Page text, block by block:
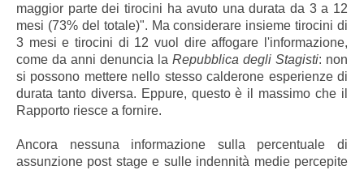
maggior parte dei tirocini ha avuto una durata da 3 a 12
mesi (73% del totale)". Ma considerare insieme tirocini di
3 mesi e tirocini di 12 vuol dire affogare l'informazione,
come da anni denuncia la Repubblica degli Stagisti: non
si possono mettere nello stesso calderone esperienze di
durata tanto diversa. Eppure, questo è il massimo che il
Rapporto riesce a fornire.
Ancora nessuna informazione sulla percentuale di
assunzione post stage e sulle indennità medie percepite